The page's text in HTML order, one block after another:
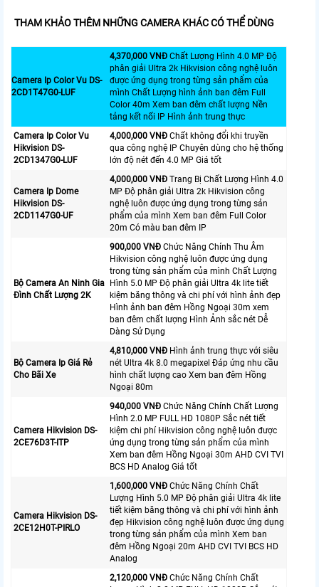
THAM KHẢO THÊM NHỮNG CAMERA KHÁC CÓ THỂ DÙNG
Camera Ip Color Vu DS-
2CD1T47G0-LUF
4,370,000 VNĐ Chất Lượng Hình 4.0 MP Độ
phân giải Ultra 2k Hikvision công nghệ luôn
được ứng dụng trong từng sản phẩm của
mình Chất Lượng hình ảnh ban đêm Full
Color 40m Xem ban đêm chất lượng Nền
tảng kết nối IP Hình ảnh trung thực
Camera Ip Color Vu
Hikvision DS-
2CD1347G0-LUF
4,000,000 VNĐ Chất không đổi khi truyền
qua công nghệ IP Chuyên dùng cho hệ thống
lớn độ nét đến 4.0 MP Giá tốt
Camera Ip Dome
Hikvision DS-
2CD1147G0-UF
4,000,000 VNĐ Trang Bị Chất Lượng Hình 4.0
MP Độ phân giải Ultra 2k Hikvision công
nghệ luôn được ứng dụng trong từng sản
phẩm của mình Xem ban đêm Full Color
20m Có màu ban đêm IP
Bộ Camera An Ninh Gia
Đình Chất Lượng 2K
900,000 VNĐ Chức Năng Chính Thu Âm
Hikvision công nghệ luôn được ứng dụng
trong từng sản phẩm của mình Chất Lượng
Hình 5.0 MP Độ phân giải Ultra 4k lite tiết
kiệm băng thông và chi phí với hình ảnh đẹp
Hình ảnh ban đêm Hồng Ngoại 30m xem
ban đêm chất lượng Hình Ảnh sắc nét Dễ
Dàng Sử Dụng
Bộ Camera Ip Giá Rẻ
Cho Bãi Xe
4,810,000 VNĐ Hình ảnh trung thực với siêu
nét Ultra 4k 8.0 megapixel Đáp ứng nhu cầu
hình chất lượng cao Xem ban đêm Hồng
Ngoại 80m
Camera Hikvision DS-
2CE76D3T-ITP
940,000 VNĐ Chức Năng Chính Chất Lượng
Hình 2.0 MP FULL HD 1080P Sắc nét tiết
kiệm chi phí Hikvision công nghệ luôn được
ứng dụng trong từng sản phẩm của mình
Xem ban đêm Hồng Ngoại 30m AHD CVI TVI
BCS HD Analog Giá tốt
Camera Hikvision DS-
2CE12H0T-PIRLO
1,600,000 VNĐ Chức Năng Chính Chất
Lượng Hình 5.0 MP Độ phân giải Ultra 4k lite
tiết kiệm băng thông và chi phí với hình ảnh
đẹp Hikvision công nghệ luôn được ứng dụng
trong từng sản phẩm của mình Xem ban
đêm Hồng Ngoại 20m AHD CVI TVI BCS HD
Analog
2,120,000 VNĐ Chức Năng Chính Chất